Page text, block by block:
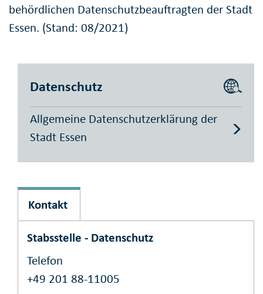
behördlichen Datenschutzbeauftragten der Stadt
Essen. (Stand: 08/2021)
Datenschutz
Allgemeine Datenschutzerklärung der
Stadt Essen
Kontakt
Stabsstelle - Datenschutz
Telefon
+49 201 88-11005